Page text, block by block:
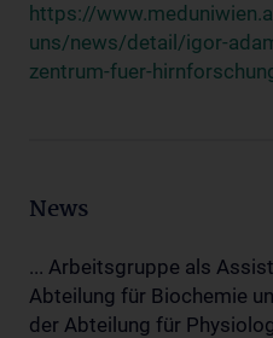
https://
uns/news/detail/igor-
zentrum-fuer-
News
... Arbeitsgruppe als
Abteilung für Biochemie
der Abteilung für